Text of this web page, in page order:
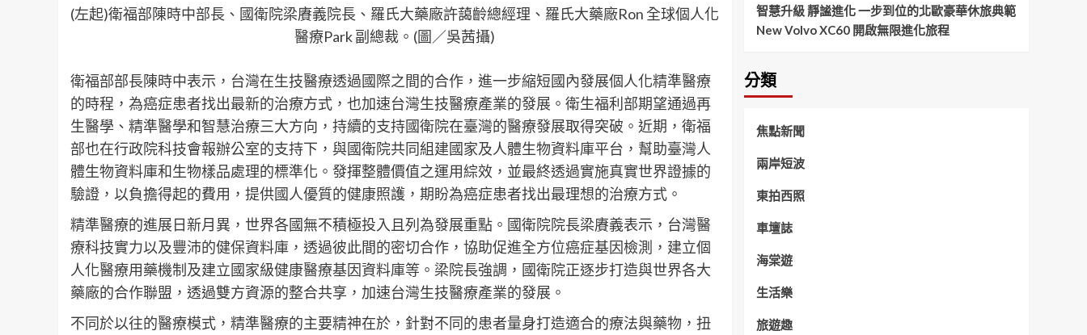
(左起)衛福部陳時中部長、國衛院梁賡義院長、羅氏大藥廠許藹齡總經理、羅氏大藥廠Ron 全球個人化
醫療Park 副總裁。(圖／吳茜攝)
衛福部部長陳時中表示，台灣在生技醫療透過國際之間的合作，進一步縮短國內發展個人化精準醫療
的時程，為癌症患者找出最新的治療方式，也加速台灣生技醫療產業的發展。衛生福利部期望通過再
生醫學、精準醫學和智慧治療三大方向，持續的支持國衛院在臺灣的醫療發展取得突破。近期，衛福
部也在行政院科技會報辦公室的支持下，與國衛院共同組建國家及人體生物資料庫平台，幫助臺灣人
體生物資料庫和生物樣品處理的標準化。發揮整體價值之運用綜效，並最終透過實施真實世界證據的
驗證，以負擔得起的費用，提供國人優質的健康照護，期盼為癌症患者找出最理想的治療方式。
精準醫療的進展日新月異，世界各國無不積極投入且列為發展重點。國衛院院長梁賡義表示，台灣醫
療科技實力以及豐沛的健保資料庫，透過彼此間的密切合作，協助促進全方位癌症基因檢測，建立個
人化醫療用藥機制及建立國家級健康醫療基因資料庫等。梁院長強調，國衛院正逐步打造與世界各大
藥廠的合作聯盟，透過雙方資源的整合共享，加速台灣生技醫療產業的發展。
不同於以往的醫療模式，精準醫療的主要精神在於，針對不同的患者量身打造適合的療法與藥物，扭
智慧升級 靜謐進化 一步到位的北歐豪華休旅典範
New Volvo XC60 開啟無限進化旅程
分類
焦點新聞
兩岸短波
東拍西照
車壇誌
海棠遊
生活樂
旅遊趣